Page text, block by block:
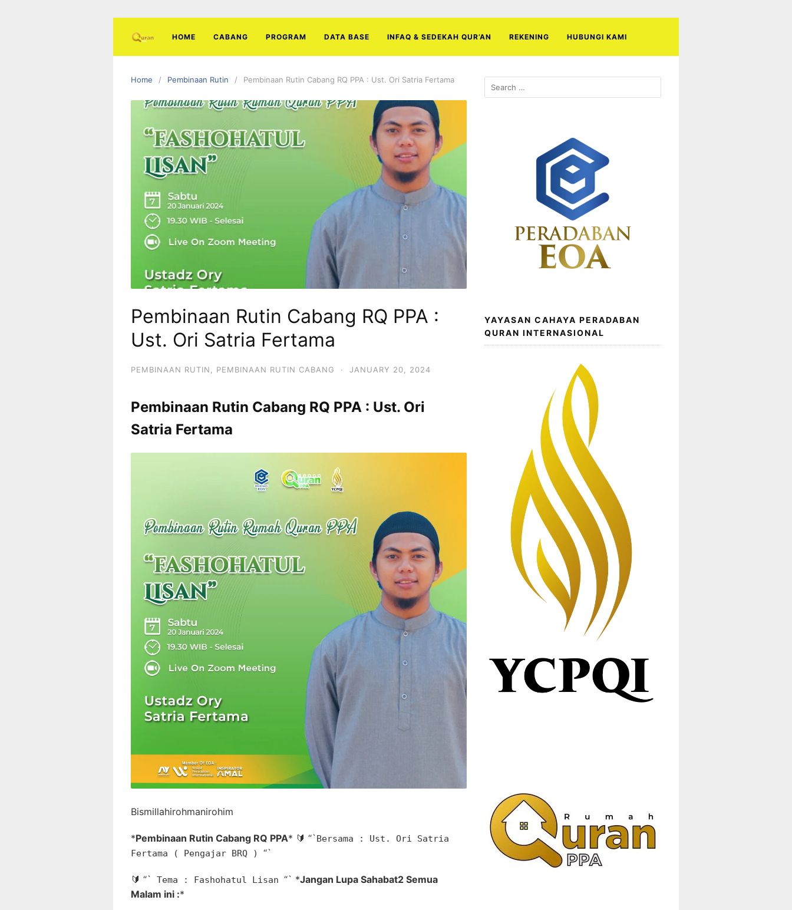
HOME CABANG PROGRAM DATA BASE INFAQ & SEDEKAH QUR’AN REKENING HUBUNGI KAMI
Home Pembinaan Rutin Pembinaan Rutin Cabang RQ PPA : Ust. Ori Satria Fertama
Pembinaan Rutin Cabang RQ PPA :
Ust. Ori Satria Fertama
PEMBINAAN RUTIN PEMBINAAN RUTIN CABANG · JANUARY 20, 2024
Pembinaan Rutin Cabang RQ PPA : Ust. Ori
Satria Fertama
Bismillahirohmanirohim
*Pembinaan Rutin Cabang RQ PPA* 🔰 “`Bersama : Ust. Ori Satria
Fertama ( Pengajar BRQ ) “`
🔰 “` Tema : Fashohatul Lisan “` *Jangan Lupa Sahabat2 Semua
Malam ini :*
Search
for:
YAYASAN CAHAYA PERADABAN
QURAN INTERNASIONAL